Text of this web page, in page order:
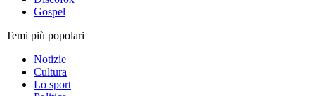
Gospel
Temi più popolari
Notizie
Cultura
Lo sport